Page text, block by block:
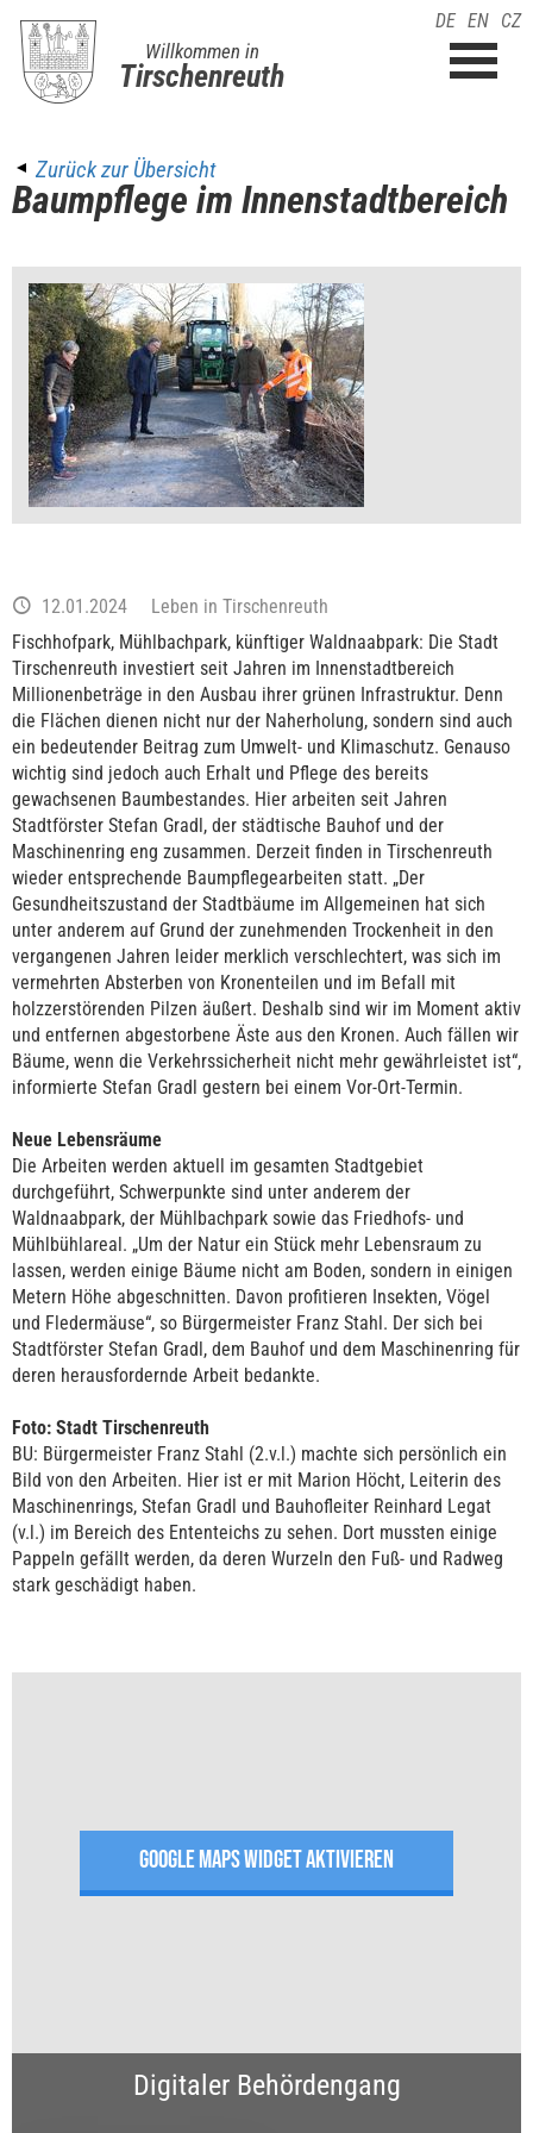
Willkommen in
Tirschenreuth
DE EN CZ
Zurück zur Übersicht
Baumpflege im Innenstadtbereich
12.01.2024
Leben in Tirschenreuth
Fischhofpark, Mühlbachpark, künftiger Waldnaabpark: Die Stadt
Tirschenreuth investiert seit Jahren im Innenstadtbereich
Millionenbeträge in den Ausbau ihrer grünen Infrastruktur. Denn
die Flächen dienen nicht nur der Naherholung, sondern sind auch
ein bedeutender Beitrag zum Umwelt- und Klimaschutz. Genauso
wichtig sind jedoch auch Erhalt und Pflege des bereits
gewachsenen Baumbestandes. Hier arbeiten seit Jahren
Stadtförster Stefan Gradl, der städtische Bauhof und der
Maschinenring eng zusammen. Derzeit finden in Tirschenreuth
wieder entsprechende Baumpflegearbeiten statt. „Der
Gesundheitszustand der Stadtbäume im Allgemeinen hat sich
unter anderem auf Grund der zunehmenden Trockenheit in den
vergangenen Jahren leider merklich verschlechtert, was sich im
vermehrten Absterben von Kronenteilen und im Befall mit
holzzerstörenden Pilzen äußert. Deshalb sind wir im Moment aktiv
und entfernen abgestorbene Äste aus den Kronen. Auch fällen wir
Bäume, wenn die Verkehrssicherheit nicht mehr gewährleistet ist“,
informierte Stefan Gradl gestern bei einem Vor-Ort-Termin.
Neue Lebensräume
Die Arbeiten werden aktuell im gesamten Stadtgebiet
durchgeführt, Schwerpunkte sind unter anderem der
Waldnaabpark, der Mühlbachpark sowie das Friedhofs- und
Mühlbühlareal. „Um der Natur ein Stück mehr Lebensraum zu
lassen, werden einige Bäume nicht am Boden, sondern in einigen
Metern Höhe abgeschnitten. Davon profitieren Insekten, Vögel
und Fledermäuse“, so Bürgermeister Franz Stahl. Der sich bei
Stadtförster Stefan Gradl, dem Bauhof und dem Maschinenring für
deren herausfordernde Arbeit bedankte.
Foto: Stadt Tirschenreuth
BU: Bürgermeister Franz Stahl (2.v.l.) machte sich persönlich ein
Bild von den Arbeiten. Hier ist er mit Marion Höcht, Leiterin des
Maschinenrings, Stefan Gradl und Bauhofleiter Reinhard Legat
(v.l.) im Bereich des Ententeichs zu sehen. Dort mussten einige
Pappeln gefällt werden, da deren Wurzeln den Fuß- und Radweg
stark geschädigt haben.
GOOGLE MAPS WIDGET AKTIVIEREN
Digitaler Behördengang